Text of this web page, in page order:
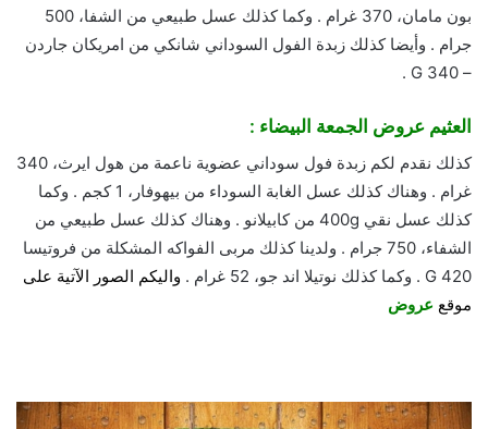
بون مامان، 370 غرام . وكما كذلك عسل طبيعي من الشفا، 500
جرام . وأيضا كذلك زبدة الفول السوداني شانكي من امريكان جاردن
– 340 G .
العثيم عروض الجمعة البيضاء :
كذلك نقدم لكم زبدة فول سوداني عضوية ناعمة من هول ايرث، 340
غرام . وهناك كذلك عسل الغابة السوداء من بيهوفار، 1 كجم . وكما
كذلك عسل نقي 400g من كابيلانو . وهناك كذلك عسل طبيعي من
الشفاء، 750 جرام . ولدينا كذلك مربى الفواكه المشكلة من فروتيسا
420 G . وكما كذلك نوتيلا اند جو، 52 غرام .
واليكم الصور الآتية على
موقع عروض